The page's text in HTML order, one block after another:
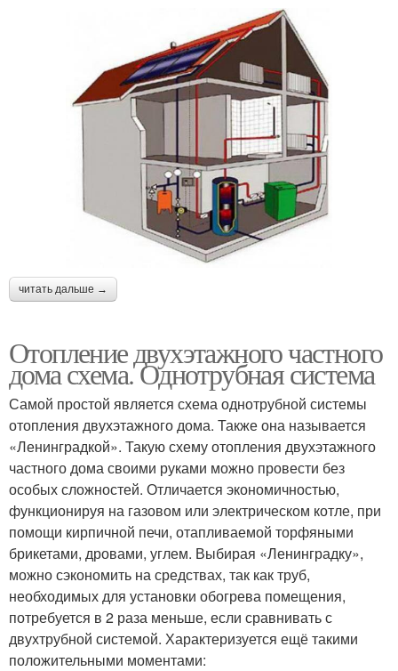
читать дальше →
Отопление двухэтажного частного
дома схема. Однотрубная система
Самой простой является схема однотрубной системы
отопления двухэтажного дома. Также она называется
«Ленинградкой». Такую схему отопления двухэтажного
частного дома своими руками можно провести без
особых сложностей. Отличается экономичностью,
функционируя на газовом или электрическом котле, при
помощи кирпичной печи, отапливаемой торфяными
брикетами, дровами, углем. Выбирая «Ленинградку»,
можно сэкономить на средствах, так как труб,
необходимых для установки обогрева помещения,
потребуется в 2 раза меньше, если сравнивать с
двухтрубной системой. Характеризуется ещё такими
положительными моментами: